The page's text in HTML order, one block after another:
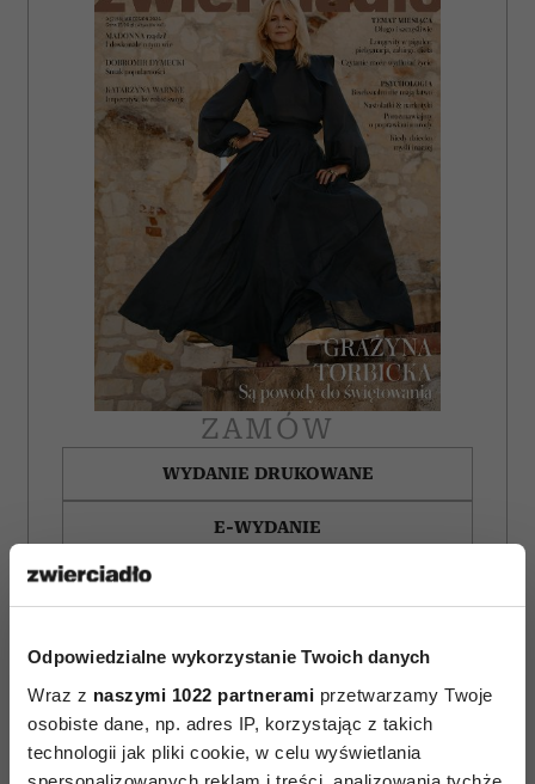
Odpowiedzialne wykorzystanie Twoich danych
Wraz z naszymi 1022 partnerami przetwarzamy Twoje
osobiste dane, np. adres IP, korzystając z takich
technologii jak pliki cookie, w celu wyświetlania
ZAMÓW
WYDANIE DRUKOWANE
E-WYDANIE